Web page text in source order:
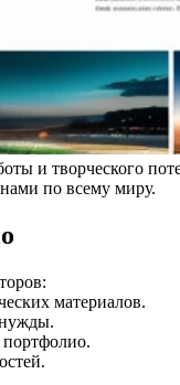
и творческого
по всему миру.
материалов.